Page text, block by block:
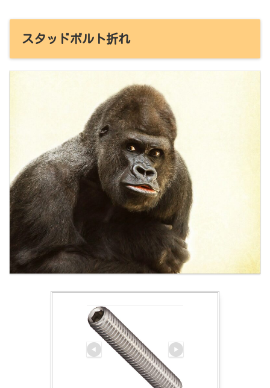
スタッドボルト折れ